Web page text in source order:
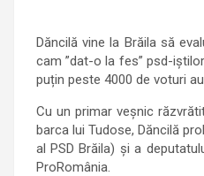
Dăncilă vine la Brăila să
cam ”dat-o la fes” psd-
puțin peste 4000 de voturi
Cu un primar veșnic
barca lui Tudose, Dăncilă
al PSD Brăila) și a
ProRomânia.